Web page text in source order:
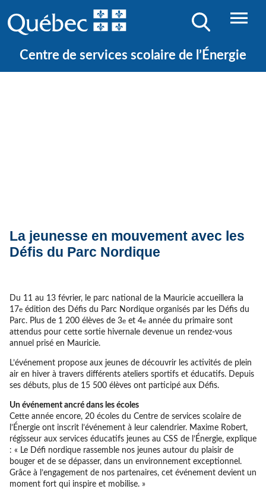
Centre de services scolaire de l’Énergie
La jeunesse en mouvement avec les
Défis du Parc Nordique
Du 11 au 13 février, le parc national de la Mauricie accueillera la
17eédition des Défis du Parc Nordique organisés par les Défis du
Parc. Plus de 1 200 élèves de 3eet 4eannée du primaire sont
attendus pour cette sortie hivernale devenue un rendez-vous
annuel prisé en Mauricie.
L’événement propose aux jeunes de découvrir les activités de plein
air en hiver à travers différents ateliers sportifs et éducatifs. Depuis
ses débuts, plus de 15 500 élèves ont participé aux Défis.
Un événement ancré dans les écoles
Cette année encore, 20 écoles du Centre de services scolaire de
l’Énergie ont inscrit l’événement à leur calendrier. Maxime Robert,
régisseur aux services éducatifs jeunes au CSS de l’Énergie, explique
: « Le Défi nordique rassemble nos jeunes autour du plaisir de
bouger et de se dépasser, dans un environnement exceptionnel.
Grâce à l’engagement de nos partenaires, cet événement devient un
moment fort qui inspire et mobilise. »